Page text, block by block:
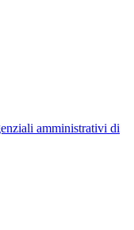
amministrativi di